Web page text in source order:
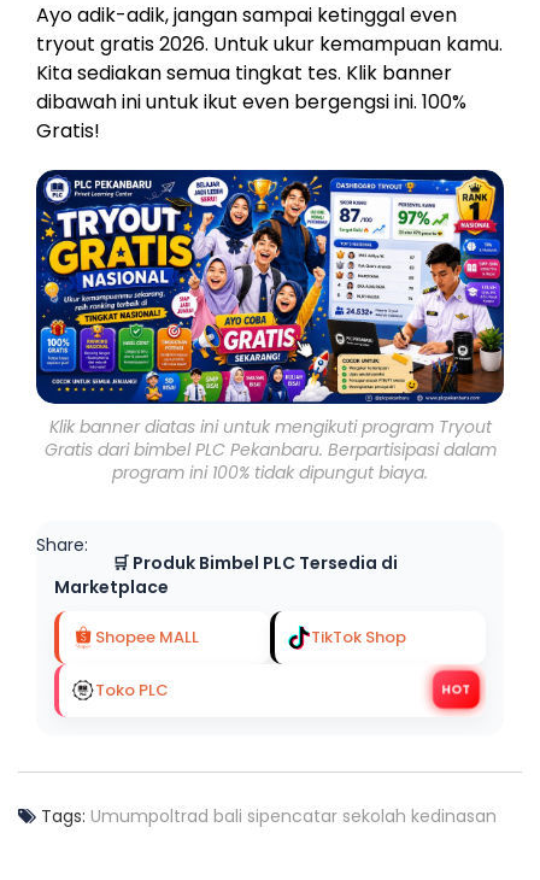
Ayo adik-adik, jangan sampai ketinggal even
tryout gratis 2026. Untuk ukur kemampuan kamu.
Kita sediakan semua tingkat tes. Klik banner
dibawah ini untuk ikut even bergengsi ini. 100%
Gratis!
Klik banner diatas ini untuk mengikuti program Tryout
Gratis dari bimbel PLC Pekanbaru. Berpartisipasi dalam
program ini 100% tidak dipungut biaya.
Share:
🛒 Produk Bimbel PLC Tersedia di
Marketplace
Shopee MALL TikTok Shop
HOT
Toko PLC
Tags: Umumpoltrad bali sipencatar sekolah kedinasan